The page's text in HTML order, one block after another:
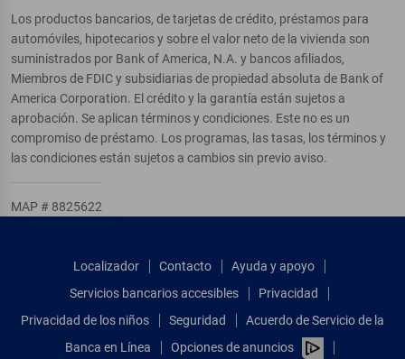
Los productos bancarios, de tarjetas de crédito, préstamos para
automóviles, hipotecarios y sobre el valor neto de la vivienda son
suministrados por Bank of America, N.A. y bancos afiliados,
Miembros de FDIC y subsidiarias de propiedad absoluta de Bank of
America Corporation. El crédito y la garantía están sujetos a
aprobación. Se aplican términos y condiciones. Este no es un
compromiso de préstamo. Los programas, las tasas, los términos y
las condiciones están sujetos a cambios sin previo aviso.
MAP # 8825622
Localizador Contacto
Ayuda y apoyo
Servicios bancarios accesibles
Privacidad
Privacidad de los niños
Seguridad
Acuerdo de Servicio de la
Banca en Línea
Opciones de anuncios